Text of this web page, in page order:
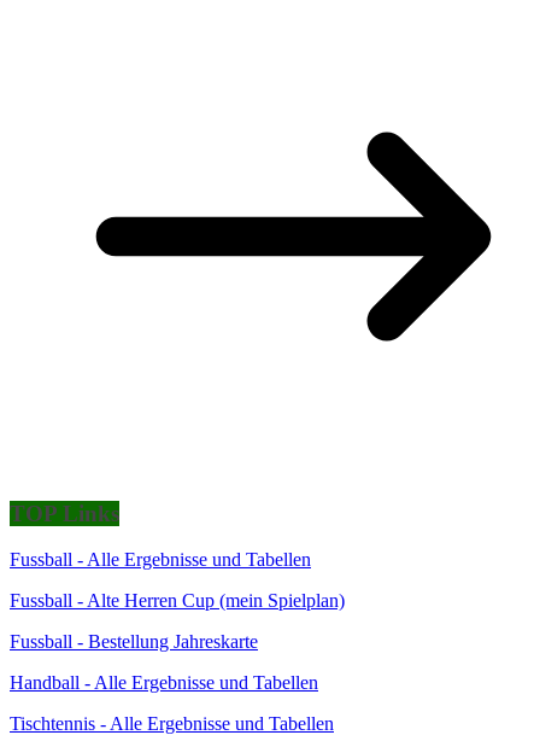
TOP Links
Fussball - Alle Ergebnisse und Tabellen
Fussball - Alte Herren Cup (mein Spielplan)
Fussball - Bestellung Jahreskarte
Handball - Alle Ergebnisse und Tabellen
Tischtennis - Alle Ergebnisse und Tabellen